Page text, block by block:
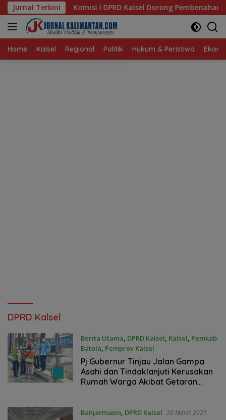
Langsung
ke
konten
Jurnal Terkini
I DPRD Kalsel Dorong Pembenahan AMKS Hasanuddin
Home Kalsel Regional Politik Hukum & Peristiwa
DPRD Kalsel
Berita Utama, DPRD Kalsel, Kalsel, Pemkab
Batola, Pemprov Kalsel
20 Maret 2021
Pj Gubernur Tinjau Jalan Gampa
Asahi dan Tindaklanjuti Kerusakan
Rumah Warga Akibat Getaran
Banjarmasin, DPRD Kalsel 20 Maret 2021